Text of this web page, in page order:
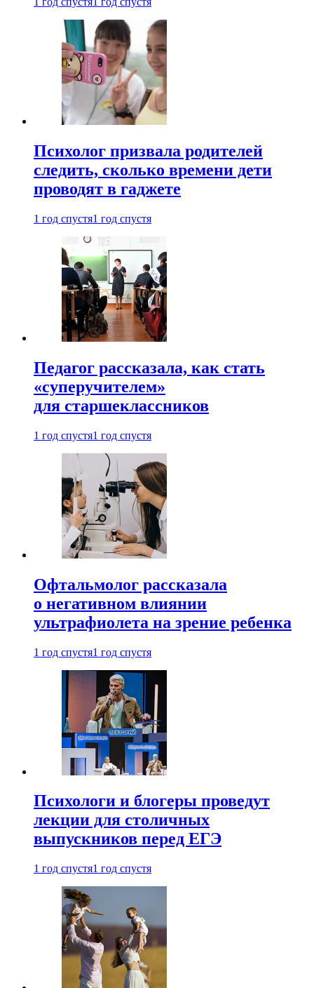
Психолог призвала родителей
следить, сколько времени дети
проводят в гаджете
1 год спустя1 год спустя
Педагог рассказала, как стать
«суперучителем»
для старшеклассников
1 год спустя1 год спустя
Офтальмолог рассказала
о негативном влиянии
ультрафиолета на зрение ребенка
1 год спустя1 год спустя
Психологи и блогеры проведут
лекции для столичных
выпускников перед ЕГЭ
1 год спустя1 год спустя